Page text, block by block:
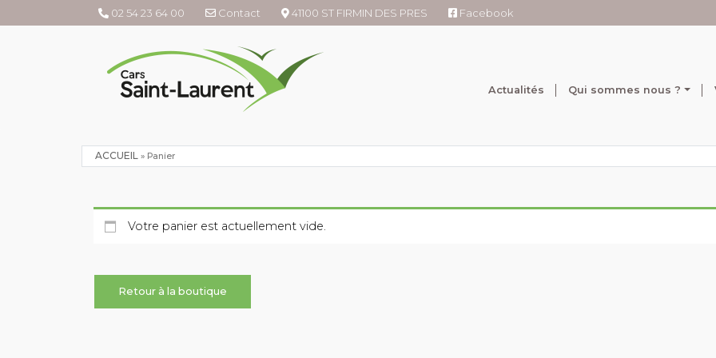
02 54 23 64 00 Contact 41100 ST FIRMIN DES PRES Facebook
Actualités Qui sommes nous ?
ACCUEIL » Panier
Votre panier est actuellement vide.
Retour à la boutique